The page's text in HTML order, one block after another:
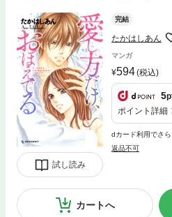
試し読み
完結
たかはしあん
マンガ
594(税込)
5
ポイント詳細
dカード利用でさ
返品不可
カートへ